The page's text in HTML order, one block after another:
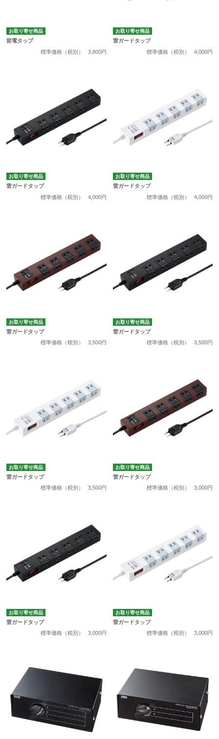
お取り寄せ商品
節電タップ
標準価格（税別）
3,800円
お取り寄せ商品
雷ガードタップ
標準価格（税別）
4,000円
お取り寄せ商品
雷ガードタップ
標準価格（税別）
4,000円
お取り寄せ商品
雷ガードタップ
標準価格（税別）
4,000円
お取り寄せ商品
雷ガードタップ
標準価格（税別）
3,500円
お取り寄せ商品
雷ガードタップ
標準価格（税別）
3,500円
お取り寄せ商品
雷ガードタップ
標準価格（税別）
3,500円
お取り寄せ商品
雷ガードタップ
標準価格（税別）
3,000円
お取り寄せ商品
雷ガードタップ
標準価格（税別）
3,000円
お取り寄せ商品
雷ガードタップ
標準価格（税別）
3,000円